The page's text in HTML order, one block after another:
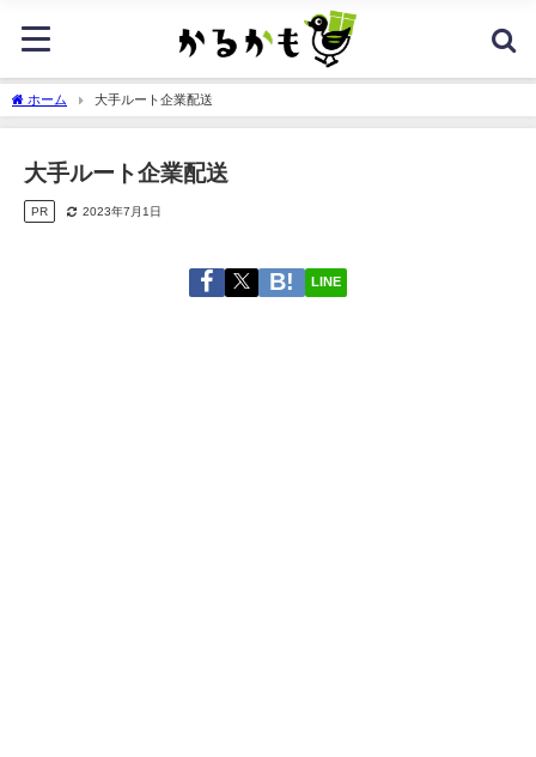
ホーム 大手ルート企業配送
大手ルート企業配送
PR 2023年7月1日
LINE